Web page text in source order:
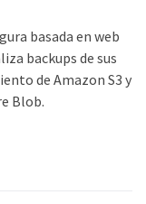
basada en web
backups de sus
de Amazon S3 y
Blob.